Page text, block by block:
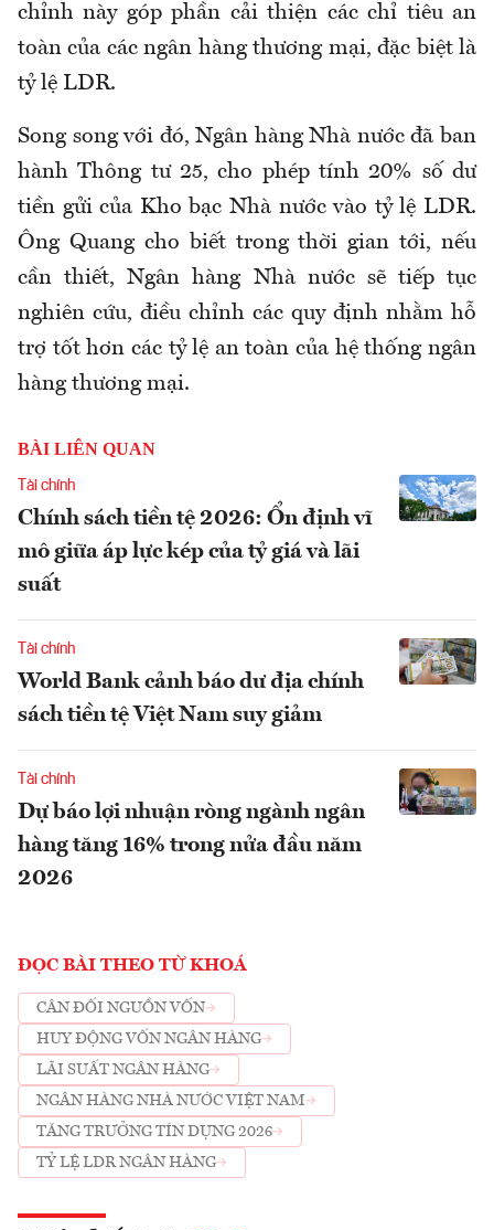
chỉnh này góp phần cải thiện các chỉ tiêu an
toàn của các ngân hàng thương mại, đặc biệt là
tỷ lệ LDR.
Song song với đó, Ngân hàng Nhà nước đã ban
hành Thông tư 25, cho phép tính 20% số dư
tiền gửi của Kho bạc Nhà nước vào tỷ lệ LDR.
Ông Quang cho biết trong thời gian tới, nếu
cần thiết, Ngân hàng Nhà nước sẽ tiếp tục
nghiên cứu, điều chỉnh các quy định nhằm hỗ
trợ tốt hơn các tỷ lệ an toàn của hệ thống ngân
hàng thương mại.
BÀI LIÊN QUAN
Tài chính
Chính sách tiền tệ 2026: Ổn định vĩ
mô giữa áp lực kép của tỷ giá và lãi
suất
Tài chính
World Bank cảnh báo dư địa chính
sách tiền tệ Việt Nam suy giảm
Tài chính
Dự báo lợi nhuận ròng ngành ngân
hàng tăng 16% trong nửa đầu năm
2026
ĐỌC BÀI THEO TỪ KHOÁ
CÂN ĐỐI NGUỒN VỐN
HUY ĐỘNG VỐN NGÂN HÀNG
LÃI SUẤT NGÂN HÀNG
NGÂN HÀNG NHÀ NƯỚC VIỆT NAM
TĂNG TRƯỞNG TÍN DỤNG 2026
TỶ LỆ LDR NGÂN HÀNG